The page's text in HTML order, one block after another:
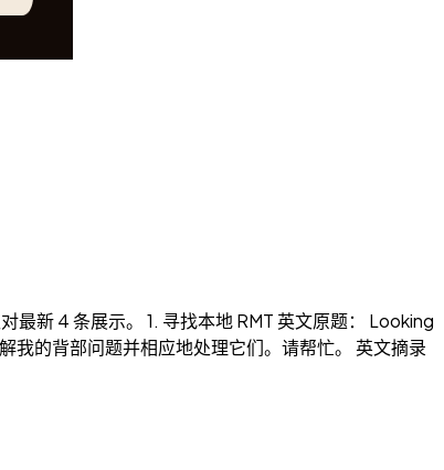
新 4 条展示。 1. 寻找本地 RMT 英文原题： Looking
我的背部问题并相应地处理它们。请帮忙。 英文摘录